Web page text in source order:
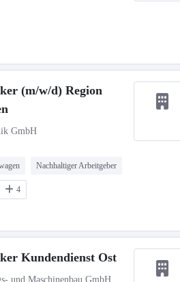
(m/w/d) Region
GmbH
Nachhaltiger Arbeitgeber
4
Kundendienst Ost
und Maschinenbau GmbH